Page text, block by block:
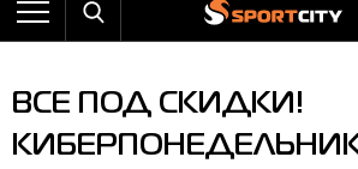
Назад
Брюки
Ветровки
Назад
Кроссовки
Пляжная обувь
Назад
Бейсболки и панамы
Бокс
Назад
Arena
Asics
Назад
Бра
Брюки
Назад
Возврат и обмен
Гарантия на товары
ВСЕ ПОД СКИДКИ!